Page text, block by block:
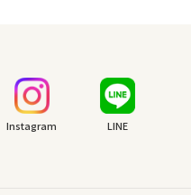
Instagram LINE